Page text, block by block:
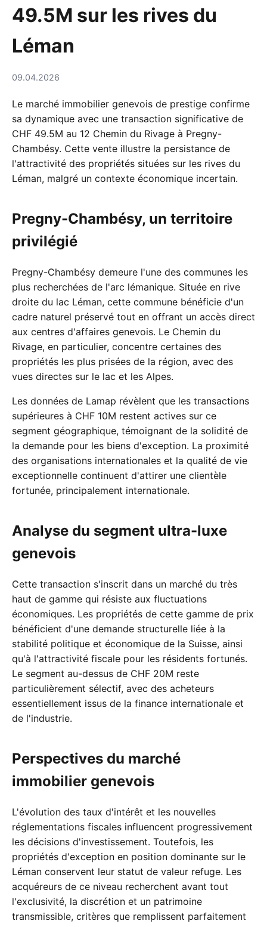
49.5M sur les rives du
Léman
09.04.2026
Le marché immobilier genevois de prestige confirme
sa dynamique avec une transaction significative de
CHF 49.5M au 12 Chemin du Rivage à Pregny-
Chambésy. Cette vente illustre la persistance de
l'attractivité des propriétés situées sur les rives du
Léman, malgré un contexte économique incertain.
Pregny-Chambésy, un territoire
privilégié
Pregny-Chambésy demeure l'une des communes les
plus recherchées de l'arc lémanique. Située en rive
droite du lac Léman, cette commune bénéficie d'un
cadre naturel préservé tout en offrant un accès direct
aux centres d'affaires genevois. Le Chemin du
Rivage, en particulier, concentre certaines des
propriétés les plus prisées de la région, avec des
vues directes sur le lac et les Alpes.
Les données de Lamap révèlent que les transactions
supérieures à CHF 10M restent actives sur ce
segment géographique, témoignant de la solidité de
la demande pour les biens d'exception. La proximité
des organisations internationales et la qualité de vie
exceptionnelle continuent d'attirer une clientèle
fortunée, principalement internationale.
Analyse du segment ultra-luxe
genevois
Cette transaction s'inscrit dans un marché du très
haut de gamme qui résiste aux fluctuations
économiques. Les propriétés de cette gamme de prix
bénéficient d'une demande structurelle liée à la
stabilité politique et économique de la Suisse, ainsi
qu'à l'attractivité fiscale pour les résidents fortunés.
Le segment au-dessus de CHF 20M reste
particulièrement sélectif, avec des acheteurs
essentiellement issus de la finance internationale et
de l'industrie.
Perspectives du marché
immobilier genevois
L'évolution des taux d'intérêt et les nouvelles
réglementations fiscales influencent progressivement
les décisions d'investissement. Toutefois, les
propriétés d'exception en position dominante sur le
Léman conservent leur statut de valeur refuge. Les
acquéreurs de ce niveau recherchent avant tout
l'exclusivité, la discrétion et un patrimoine
transmissible, critères que remplissent parfaitement